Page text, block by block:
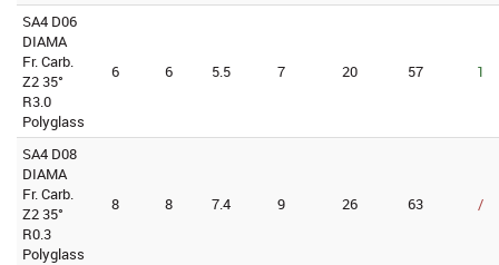
SA4 D06
DIAMA
Fr. Carb.
Z2 35°
R3.0
Polyglass
6 6 5.5 7 20 57 1
SA4 D08
DIAMA
Fr. Carb.
Z2 35°
R0.3
Polyglass
8 8 7.4 9 26 63 /